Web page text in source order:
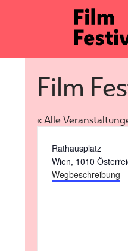
Film
« Alle
Adresse
Rathausplatz
Wien, 1010
Wegbeschreibung